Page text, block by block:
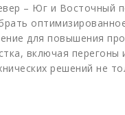
– Юг и
для повышения
включая
решений не